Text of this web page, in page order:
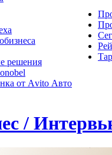
решения
от Аvito Авто
/